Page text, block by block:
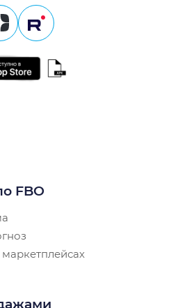
FBO